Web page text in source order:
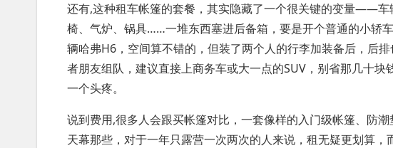
还有,这种租车帐篷的套餐，其实隐藏了一个很关键的变量——
椅、气炉、锅具……一堆东西塞进后备箱，要是开个普通的小轿
辆哈弗H6，空间算不错的，但装了两个人的行李加装备后，后
者朋友组队，建议直接上商务车或大一点的SUV，别省那几十
一个头疼。
说到费用,很多人会跟买帐篷对比，一套像样的入门级帐篷、防
天幕那些，对于一年只露营一次两次的人来说，租无疑更划算